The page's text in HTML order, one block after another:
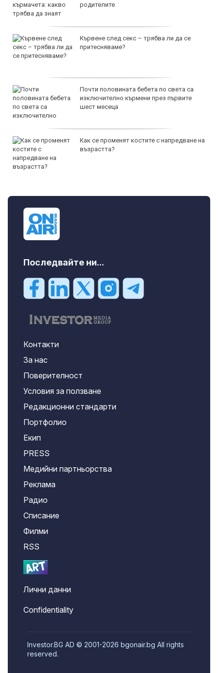
родителите
Кървене след секс – трябва ли да се
притесняваме?
Почти половината бебета по света са
изключително кърмени през първите
шест месеца
Как се променят костите с напредване на
възрастта?
Последвайте ни...
Контакти
За нас
Поверителност
Условия за ползване
Редакционни стандарти
Портфолио
Екип
PRESS
Медийни партньорства
Реклама
Радио
Списание
Филми
RSS
Лични данни
Confidentiality
Investor.BG AD © 2001-2026 bgonair.bg All rights
reserved.